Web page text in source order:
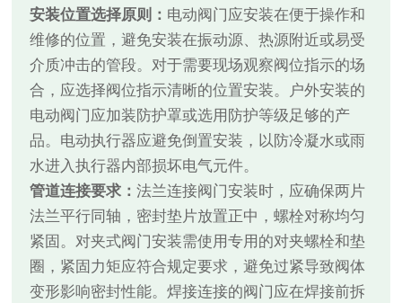
安装位置选择原则： 电动阀门应安装在便于操作和
维修的位置，避免安装在振动源、热源附近或易受
介质冲击的管段。对于需要现场观察阀位指示的场
合，应选择阀位指示清晰的位置安装。户外安装的
电动阀门应加装防护罩或选用防护等级足够的产
品。电动执行器应避免倒置安装，以防冷凝水或雨
水进入执行器内部损坏电气元件。
管道连接要求：法兰连接阀门安装时，应确保两片
法兰平行同轴，密封垫片放置正中，螺栓对称均匀
紧固。对夹式阀门安装需使用专用的对夹螺栓和垫
圈，紧固力矩应符合规定要求，避免过紧导致阀体
变形影响密封性能。焊接连接的阀门应在焊接前拆